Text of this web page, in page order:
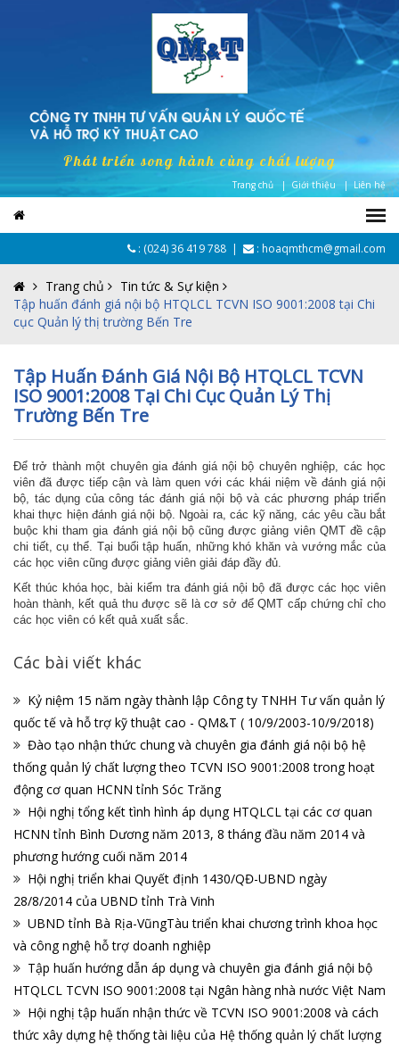
Phát triển song hành cùng chất lượng
Trang chủ | Giới thiệu | Liên hệ
: (024) 36 419 788 | : hoaqmthcm@gmail.com
Trang chủ
Tin tức & Sự kiện
Tập huấn đánh giá nội bộ HTQLCL TCVN ISO 9001:2008 tại Chi
cục Quản lý thị trường Bến Tre
Tập Huấn Đánh Giá Nội Bộ HTQLCL TCVN
ISO 9001:2008 Tại Chi Cục Quản Lý Thị
Trường Bến Tre
Để trở thành một chuyên gia đánh giá nội bộ chuyên nghiệp, các học
viên đã được tiếp cận và làm quen với các khái niệm về đánh giá nội
bộ, tác dụng của công tác đánh giá nội bộ và các phương pháp triển
khai thực hiện đánh giá nội bộ. Ngoài ra, các kỹ năng, các yêu cầu bắt
buộc khi tham gia đánh giá nội bộ cũng được giảng viên QMT đề cập
chi tiết, cụ thể. Tại buổi tập huấn, những khó khăn và vướng mắc của
các học viên cũng được giảng viên giải đáp đầy đủ.
Kết thúc khóa học, bài kiểm tra đánh giá nội bộ đã được các học viên
hoàn thành, kết quả thu được sẽ là cơ sở để QMT cấp chứng chỉ cho
các học viên có kết quả xuất sắc.
Các bài viết khác
Kỷ niệm 15 năm ngày thành lập Công ty TNHH Tư vấn quản lý
quốc tế và hỗ trợ kỹ thuật cao - QM&T ( 10/9/2003-10/9/2018)
Đào tạo nhận thức chung và chuyên gia đánh giá nội bộ hệ
thống quản lý chất lượng theo TCVN ISO 9001:2008 trong hoạt
động cơ quan HCNN tỉnh Sóc Trăng
Hội nghị tổng kết tình hình áp dụng HTQLCL tại các cơ quan
HCNN tỉnh Bình Dương năm 2013, 8 tháng đầu năm 2014 và
phương hướng cuối năm 2014
Hội nghị triển khai Quyết định 1430/QĐ-UBND ngày
28/8/2014 của UBND tỉnh Trà Vinh
UBND tỉnh Bà Rịa-VũngTàu triển khai chương trình khoa học
và công nghệ hỗ trợ doanh nghiệp
Tập huấn hướng dẫn áp dụng và chuyên gia đánh giá nội bộ
HTQLCL TCVN ISO 9001:2008 tại Ngân hàng nhà nước Việt Nam
Hội nghị tập huấn nhận thức về TCVN ISO 9001:2008 và cách
thức xây dựng hệ thống tài liệu của Hệ thống quản lý chất lượng